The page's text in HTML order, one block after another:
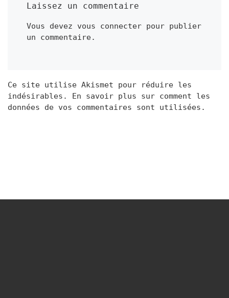
Laissez un commentaire
Vous devez vous connecterpour publier
un commentaire.
Ce site utilise Akismet pour réduire les
indésirables. En savoir plus sur comment les
données de vos commentaires sont utilisées .